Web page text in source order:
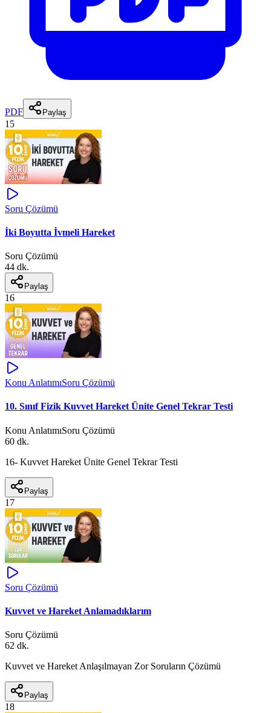
PDF Paylaş
15
Soru Çözümü
İki Boyutta İvmeli Hareket
Soru Çözümü
44 dk.
Paylaş
16
Konu AnlatımıSoru Çözümü
10. Sınıf Fizik Kuvvet Hareket Ünite Genel Tekrar Testi
Konu AnlatımıSoru Çözümü
60 dk.
16- Kuvvet Hareket Ünite Genel Tekrar Testi
Paylaş
17
Soru Çözümü
Kuvvet ve Hareket Anlamadıklarım
Soru Çözümü
62 dk.
Kuvvet ve Hareket Anlaşılmayan Zor Soruların Çözümü
Paylaş
18